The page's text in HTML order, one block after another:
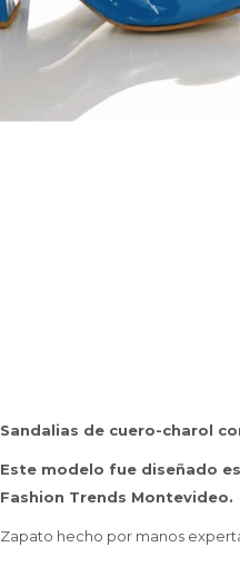
Sandalias de cuero-charol
Este modelo fue diseñado
Fashion Trends Montevideo.
Zapato hecho por manos